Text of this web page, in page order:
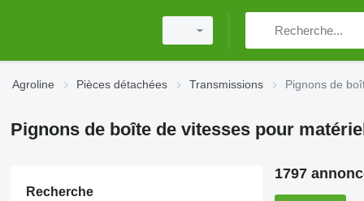
Agroline Pièces détachées Transmissions Pignons de
Pignons de boîte de vitesses pour
Recherche
1797